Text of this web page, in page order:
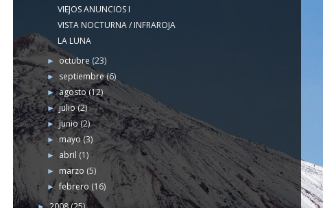
VIEJOS ANUNCIOS I
VISTA NOCTURNA / INFRAROJA
LA LUNA
► octubre (23)
► septiembre(6)
►agosto(12)
►julio(2)
►junio(2)
►mayo(3)
► abril (1)
► marzo (5)
►febrero (16)